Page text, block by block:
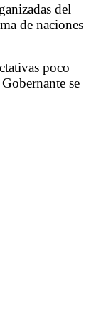
del
de naciones
poco
se